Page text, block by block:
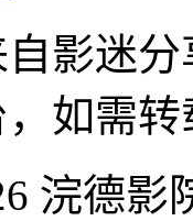
影迷
如需
浣德影